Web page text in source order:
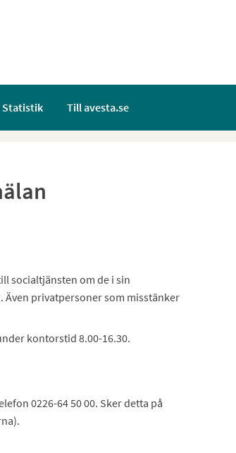
Statistik Till avesta.se
socialtjänsten om de i sin
privatpersoner som misstänker
kontorstid 8.00-16.30.
0226-64 50 00. Sker detta på